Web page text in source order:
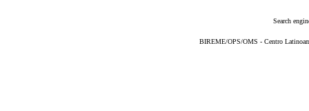
Search
BIREME/OPS/OMS - Centro